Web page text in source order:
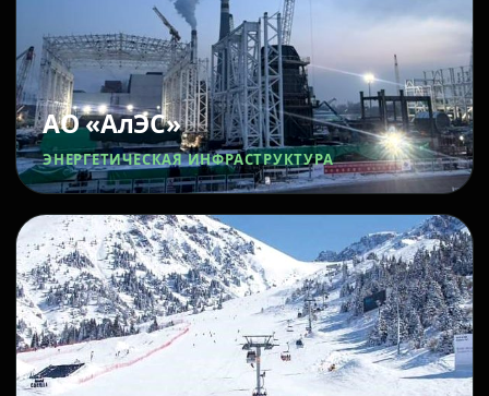
АО «АлЭС»
ЭНЕРГЕТИЧЕСКАЯ ИНФРАСТРУКТУРА